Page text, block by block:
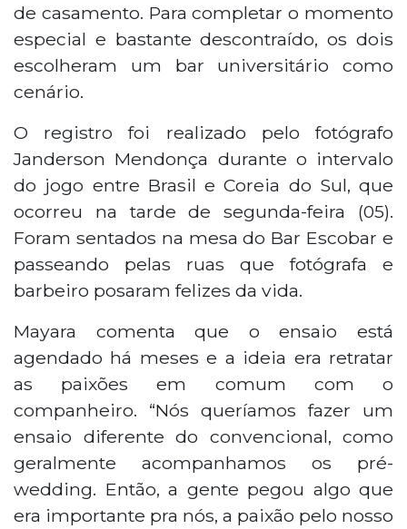
de casamento. Para completar o momento
especial e bastante descontraído, os dois
escolheram um bar universitário como
cenário.
O registro foi realizado pelo fotógrafo
Janderson Mendonça durante o intervalo
do jogo entre Brasil e Coreia do Sul, que
ocorreu na tarde de segunda-feira (05).
Foram sentados na mesa do Bar Escobar e
passeando pelas ruas que fotógrafa e
barbeiro posaram felizes da vida.
Mayara comenta que o ensaio está
agendado há meses e a ideia era retratar
as paixões em comum com o
companheiro. “Nós queríamos fazer um
ensaio diferente do convencional, como
geralmente acompanhamos os pré-
wedding. Então, a gente pegou algo que
era importante pra nós, a paixão pelo nosso